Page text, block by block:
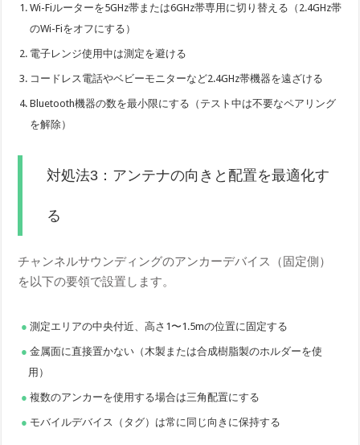
Wi-Fiルーターを5GHz帯または6GHz帯専用に切り替える（2.4GHz帯
のWi-Fiをオフにする）
電子レンジ使用中は測定を避ける
コードレス電話やベビーモニターなど2.4GHz帯機器を遠ざける
Bluetooth機器の数を最小限にする（テスト中は不要なペアリング
を解除）
対処法3：アンテナの向きと配置を最適化す
る
チャンネルサウンディングのアンカーデバイス（固定側）
を以下の要領で設置します。
測定エリアの中央付近、高さ1〜1.5mの位置に固定する
金属面に直接置かない（木製または合成樹脂製のホルダーを使
用）
複数のアンカーを使用する場合は三角配置にする
モバイルデバイス（タグ）は常に同じ向きに保持する